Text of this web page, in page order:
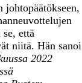
johtopäätökseen,
että
niitä. Hän sanoi
2022